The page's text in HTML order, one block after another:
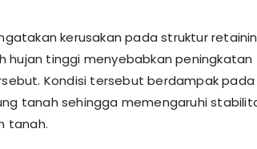
kerusakan pada struktur
hujan tinggi menyebabkan peningkatan
Kondisi tersebut berdampak pada
tanah sehingga memengaruhi
tanah.